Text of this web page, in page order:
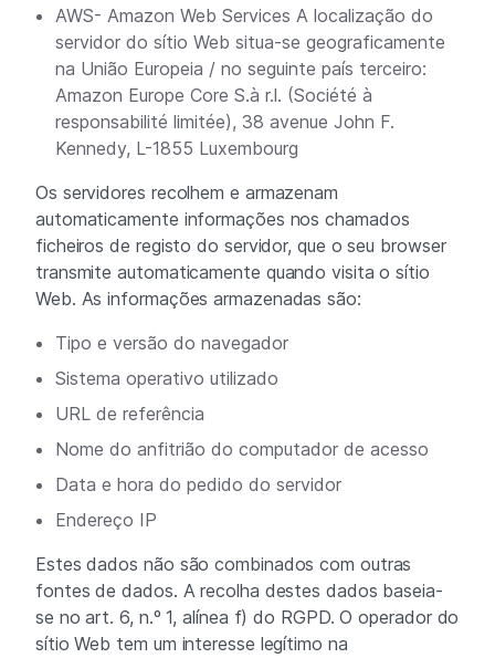
AWS- Amazon Web Services A localização do
servidor do sítio Web situa-se geograficamente
na União Europeia / no seguinte país terceiro:
Amazon Europe Core S.à r.l. (Société à
responsabilité limitée), 38 avenue John F.
Kennedy, L-1855 Luxembourg
Os servidores recolhem e armazenam
automaticamente informações nos chamados
ficheiros de registo do servidor, que o seu browser
transmite automaticamente quando visita o sítio
Web. As informações armazenadas são:
Tipo e versão do navegador
Sistema operativo utilizado
URL de referência
Nome do anfitrião do computador de acesso
Data e hora do pedido do servidor
Endereço IP
Estes dados não são combinados com outras
fontes de dados. A recolha destes dados baseia-
se no art. 6, n.º 1, alínea f) do RGPD. O operador do
sítio Web tem um interesse legítimo na